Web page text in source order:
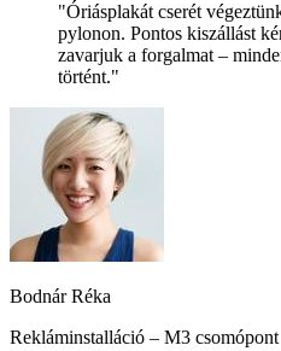
"Óriásplakát cserét
pylonon. Pontos kiszállást
zavarjuk a forgalmat –
történt."
Bodnár Réka
Rekláminstalláció – M3 csomópont